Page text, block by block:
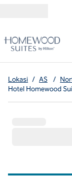
Lokasi / AS /
Hotel Homewood